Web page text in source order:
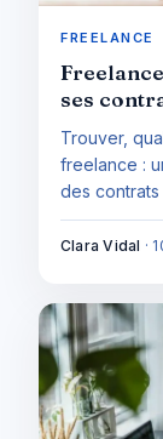
FREELANCE
ses
Trouver,
freelance :
des
Clara Vidal ·